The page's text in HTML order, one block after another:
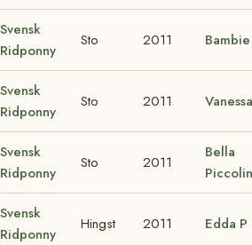
Svensk
Ridponny
Sto 2011
Svensk
Ridponny
Sto 2011 Vanessa
Svensk
Ridponny
Sto 2011
Bella
Svensk
Ridponny
Hingst 2011 Edda P